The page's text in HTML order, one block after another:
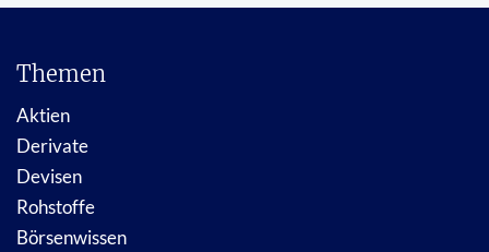
Themen
Aktien
Derivate
Devisen
Rohstoffe
Börsenwissen